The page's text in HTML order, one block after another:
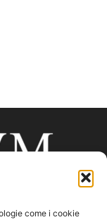
come i cookie